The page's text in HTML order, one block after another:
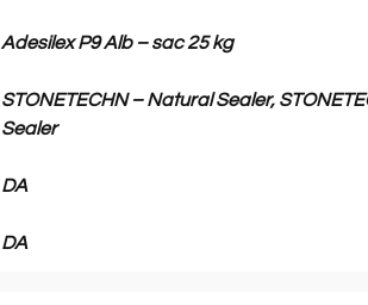
Adesilex P9 Alb – sac 25 kg
STONETECHN – Natural Sealer,
Sealer
DA
DA